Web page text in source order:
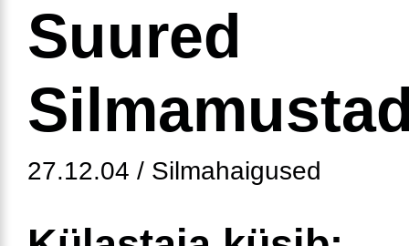
Suured
27.12.04 / Silmahaigused